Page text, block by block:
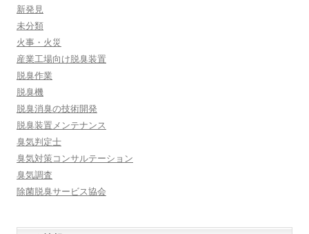
新発見
未分類
火事・火災
産業工場向け脱臭装置
脱臭作業
脱臭機
脱臭消臭の技術開発
脱臭装置メンテナンス
臭気判定士
臭気対策コンサルテーション
臭気調査
除菌脱臭サービス協会